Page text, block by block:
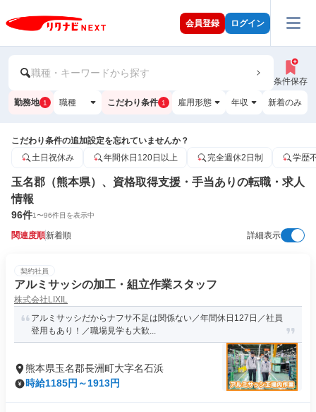
会員登録 ログイン
職種・キーワードから探す
条件保存
勤務地 1 職種 こだわり条件 1 雇用形態 年収 新着のみ
こだわり条件の追加設定を忘れていませんか？
土日祝休み
年間休日120日以上 完全週休2日制 学歴
玉名郡（熊本県）、資格取得支援・手当ありの転職・求人
情報
96件1〜96件目を表示中
関連度順新着順 詳細表示
契約社員
アルミサッシの加工・組立作業スタッフ
株式会社LIXIL
アルミサッシだからナフサ不足は関係ない／年間休日127日／社員
登用もあり！／職場見学も大歓...
熊本県玉名郡長洲町大字名石浜
時給1185円～1913円